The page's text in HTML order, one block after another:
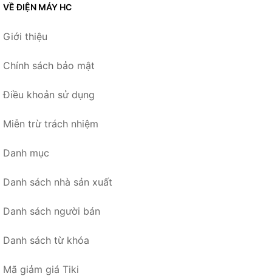
VỀ ĐIỆN MÁY HC
Giới thiệu
Chính sách bảo mật
Điều khoản sử dụng
Miễn trừ trách nhiệm
Danh mục
Danh sách nhà sản xuất
Danh sách người bán
Danh sách từ khóa
Mã giảm giá Tiki